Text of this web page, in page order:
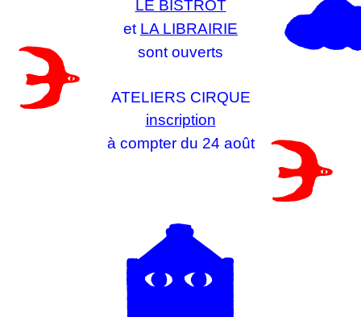
LE BISTROT
et LA LIBRAIRIE
sont ouverts
ATELIERS CIRQUE
inscription
à compter du 24 août